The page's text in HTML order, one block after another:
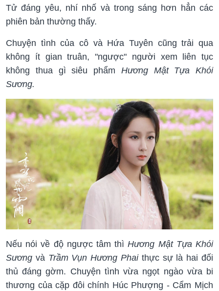
Tử đáng yêu, nhí nhố và trong sáng hơn hẳn các
phiên bản thường thấy.
Chuyện tình của cô và Hứa Tuyên cũng trải qua
không ít gian truân, "ngược" người xem liên tục
không thua gì siêu phẩm Hương Mật Tựa Khói
Sương.
Nếu nói về độ ngược tâm thìHương Mật Tựa Khói
Sương và Trầm Vụn Hương Phaithực sự là hai đối
thủ đáng gờm. Chuyện tình vừa ngọt ngào vừa bi
thương của cặp đôi chính Húc Phượng - Cẩm Mịch